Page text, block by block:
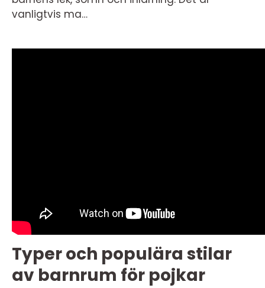
vanligtvis ma…
Typer och populära stilar
av barnrum för pojkar